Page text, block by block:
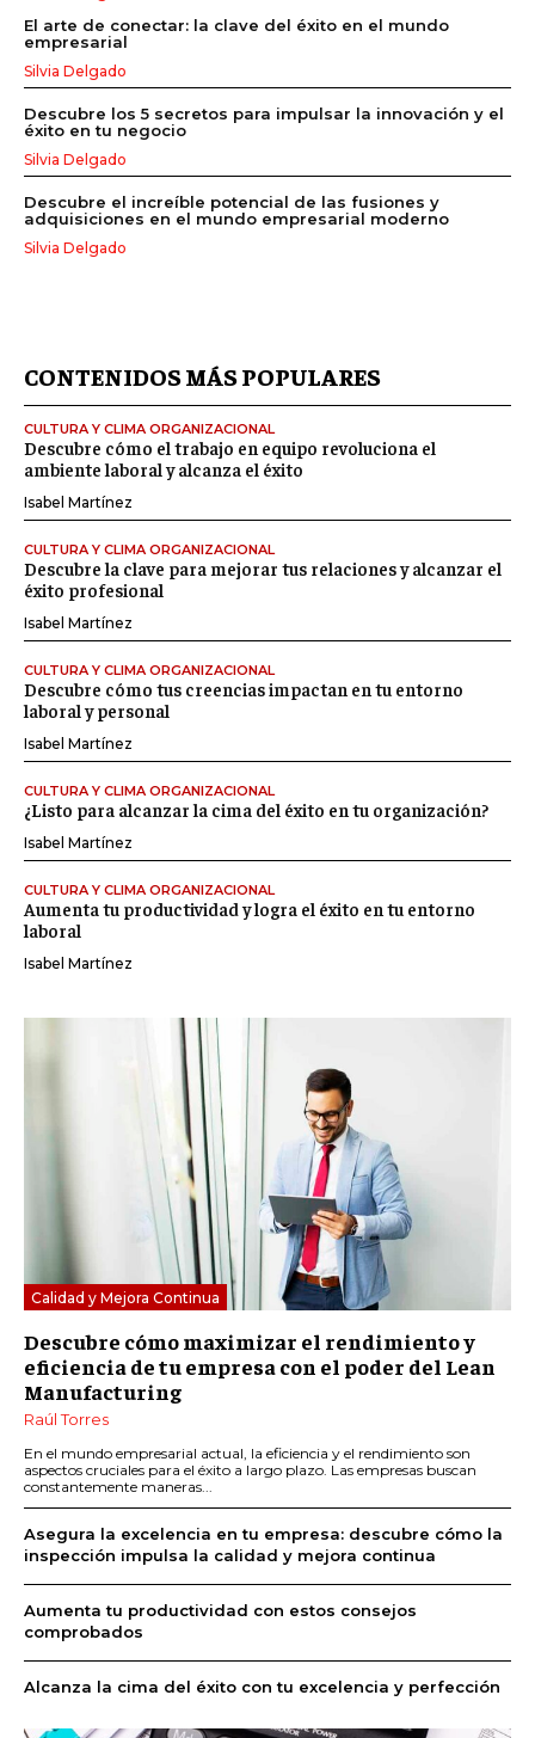
El arte de conectar: la clave del éxito en el mundo
empresarial
Silvia Delgado
Descubre los 5 secretos para impulsar la innovación y el
éxito en tu negocio
Silvia Delgado
Descubre el increíble potencial de las fusiones y
adquisiciones en el mundo empresarial moderno
Silvia Delgado
CONTENIDOS MÁS POPULARES
CULTURA Y CLIMA ORGANIZACIONAL
Descubre cómo el trabajo en equipo revoluciona el
ambiente laboral y alcanza el éxito
Isabel Martínez
CULTURA Y CLIMA ORGANIZACIONAL
Descubre la clave para mejorar tus relaciones y alcanzar el
éxito profesional
Isabel Martínez
CULTURA Y CLIMA ORGANIZACIONAL
Descubre cómo tus creencias impactan en tu entorno
laboral y personal
Isabel Martínez
CULTURA Y CLIMA ORGANIZACIONAL
¿Listo para alcanzar la cima del éxito en tu organización?
Isabel Martínez
CULTURA Y CLIMA ORGANIZACIONAL
Aumenta tu productividad y logra el éxito en tu entorno
laboral
Isabel Martínez
Calidad y Mejora Continua
Descubre cómo maximizar el rendimiento y
eficiencia de tu empresa con el poder del Lean
Manufacturing
Raúl Torres
En el mundo empresarial actual, la eficiencia y el rendimiento son
aspectos cruciales para el éxito a largo plazo. Las empresas buscan
constantemente maneras...
Asegura la excelencia en tu empresa: descubre cómo la
inspección impulsa la calidad y mejora continua
Aumenta tu productividad con estos consejos
comprobados
Alcanza la cima del éxito con tu excelencia y perfección